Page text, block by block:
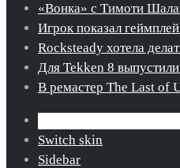
«Вонка» с Тимоти
Игрок показал
Rocksteady хотела
Для Tekken 8
В ремастер The Last of
Switch skin
Sidebar